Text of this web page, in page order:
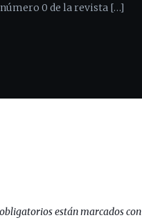
número 0 de la revista […]
están marcados con